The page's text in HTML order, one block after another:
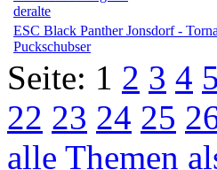
deralte
ESC Black Panther Jonsdorf -
Puckschubser
Seite: 1 2 3 4 5
22 23 24 25
alle Themen